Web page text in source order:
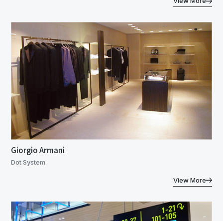
Giorgio Armani
Dot System
View More